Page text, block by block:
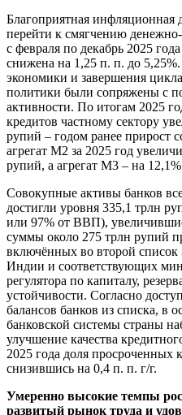
Благоприятная инфляционная
перейти к смягчению
с февраля по декабрь 2025
снижена на 1,25 п. п. до
экономики и завершения
политики были сопряжены с
активности. По итогам 2025
кредитов частному сектору
рупий – годом ранее прирост
агрегат M2 за 2025 год
рупий, а агрегат M3 – на
Совокупные активы банков
достигли уровня 335,1 трлн
или 97% от ВВП),
суммы около 275 трлн рупий
включённых во второй список
Индии и соответствующих
регулятора по капиталу,
устойчивости. Согласно
балансов банков из списка, в
банковской системы страны
улучшение качества
2025 года доля просроченных
снизившись на 0,4 п. п. г/г.
Умеренно высокие темпы
развитый рынок труда и